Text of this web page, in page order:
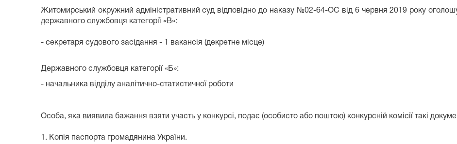
Житомирський окружний адміністративний суд відповідно до наказу №02-64-ОС від 6 червня 2019 року
державного службовця категорії «В»:
- секретаря судового засідання - 1 вакансія (декретне місце)
Державного службовця категорії «Б»:
- начальника відділу аналітично-статистичної роботи
Особа, яка виявила бажання взяти участь у конкурсі, подає (особисто або поштою) конкурсній комісії такі
1. Копія паспорта громадянина України.